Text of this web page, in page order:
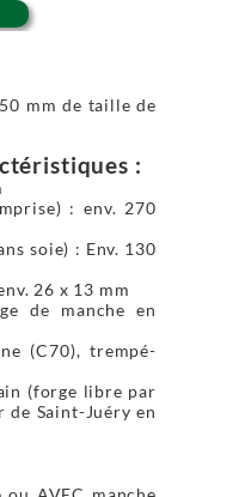
mm de taille de
:
: env. 270
soie) : Env. 130
26 x 13 mm
de manche en
(C70), trempé-
(forge libre par
Saint-Juéry en